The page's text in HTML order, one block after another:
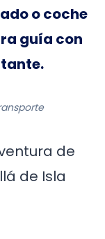
o coche
guía con
de
de Isla